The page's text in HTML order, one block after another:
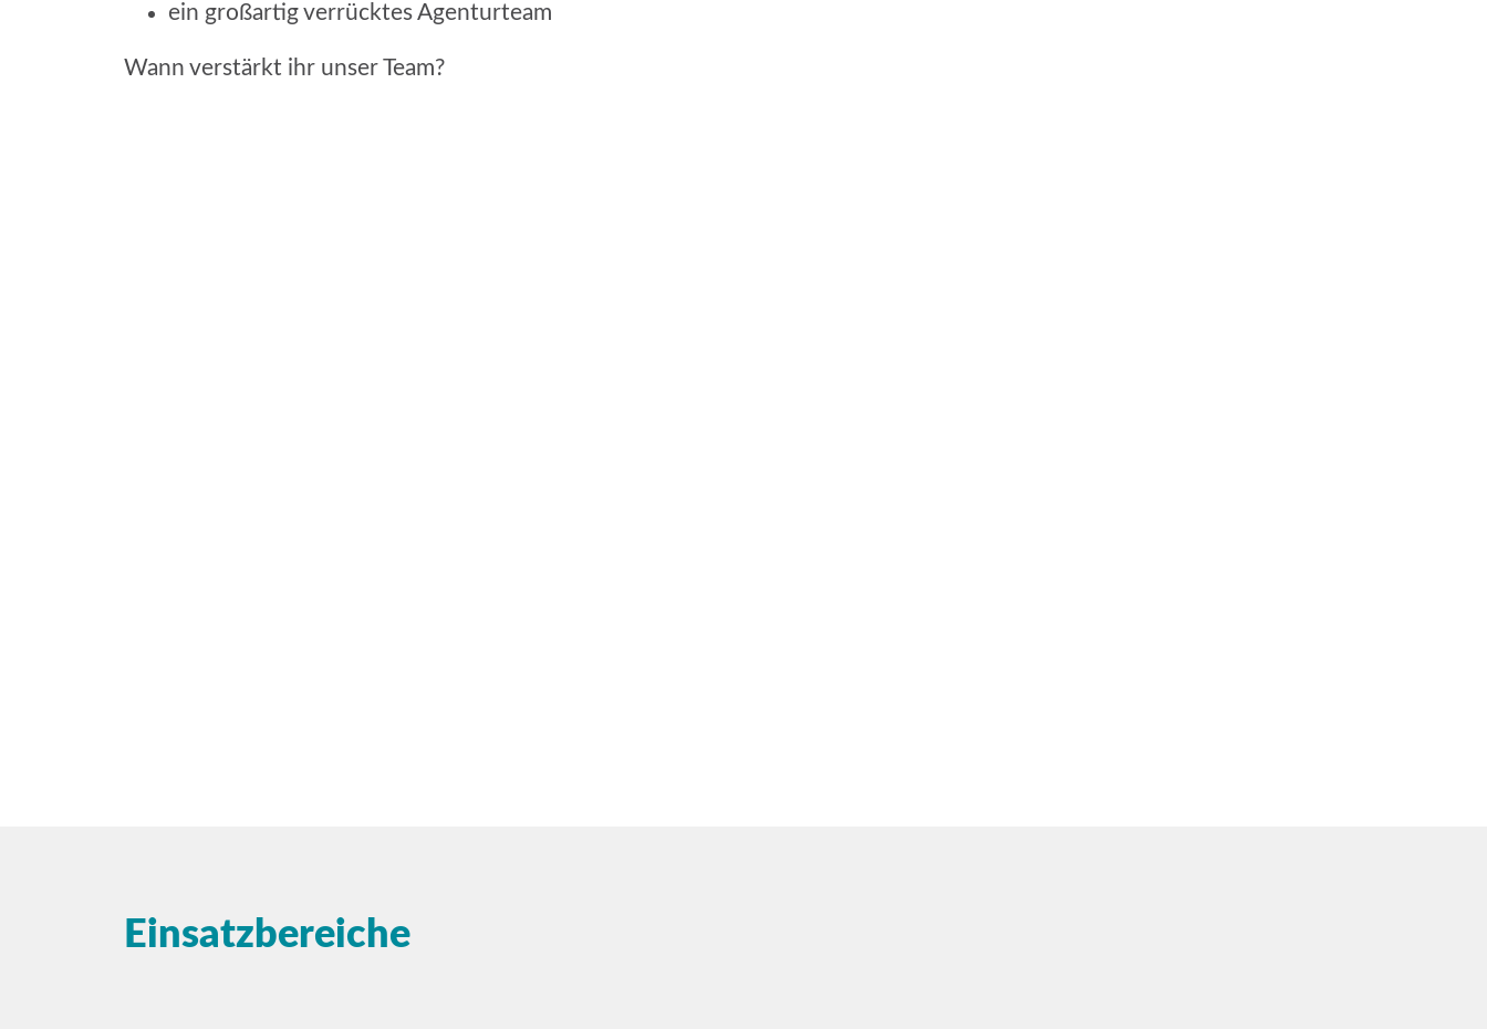
ein großartig verrücktes Agenturteam
Wann verstärkt ihr unser Team?
Einsatzbereiche